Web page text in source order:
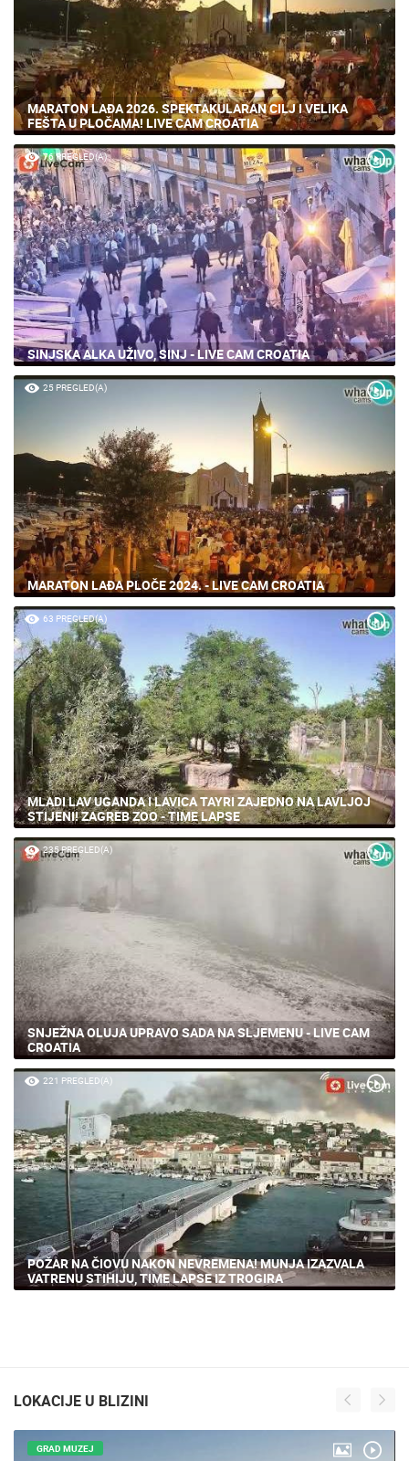
MARATON LAĐA 2026. SPEKTAKULARAN CILJ I VELIKA
FEŠTA U PLOČAMA! LIVE CAM CROATIA
76 PREGLED(A)
SINJSKA ALKA UŽIVO, SINJ - LIVE CAM CROATIA
25 PREGLED(A)
MARATON LAĐA PLOČE 2024. - LIVE CAM CROATIA
63 PREGLED(A)
MLADI LAV UGANDA I LAVICA TAYRI ZAJEDNO NA LAVLJOJ
STIJENI! ZAGREB ZOO - TIME LAPSE
235 PREGLED(A)
SNJEŽNA OLUJA UPRAVO SADA NA SLJEMENU - LIVE CAM
CROATIA
221 PREGLED(A)
POŽAR NA ČIOVU NAKON NEVREMENA! MUNJA IZAZVALA
VATRENU STIHIJU, TIME LAPSE IZ TROGIRA
LOKACIJE U BLIZINI
GRAD MUZEJ